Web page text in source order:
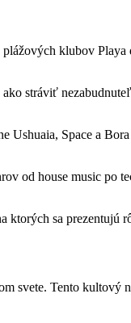
klubov Playa
stráviť
Ushuaia, Space a
od house music
ktorých sa prezentujú
svete. Tento